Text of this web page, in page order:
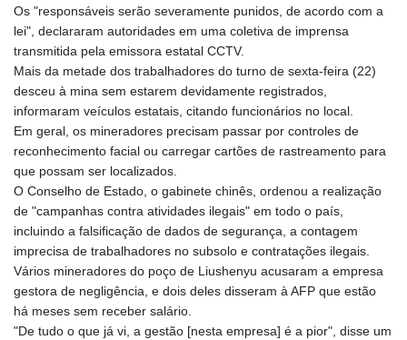
Os "responsáveis serão severamente punidos, de acordo com a
lei", declararam autoridades em uma coletiva de imprensa
transmitida pela emissora estatal CCTV.
Mais da metade dos trabalhadores do turno de sexta-feira (22)
desceu à mina sem estarem devidamente registrados,
informaram veículos estatais, citando funcionários no local.
Em geral, os mineradores precisam passar por controles de
reconhecimento facial ou carregar cartões de rastreamento para
que possam ser localizados.
O Conselho de Estado, o gabinete chinês, ordenou a realização
de "campanhas contra atividades ilegais" em todo o país,
incluindo a falsificação de dados de segurança, a contagem
imprecisa de trabalhadores no subsolo e contratações ilegais.
Vários mineradores do poço de Liushenyu acusaram a empresa
gestora de negligência, e dois deles disseram à AFP que estão
há meses sem receber salário.
"De tudo o que já vi, a gestão [nesta empresa] é a pior", disse um